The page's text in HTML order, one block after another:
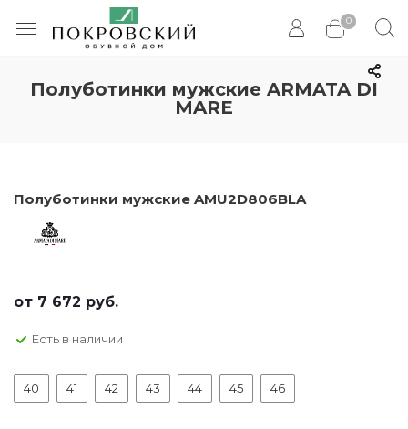
0
Полуботинки мужские ARMATA DI
MARE
Полуботинки мужские AMU2D806BLA
от 7 672 руб.
Есть в наличии
40 41 42 43 44 45 46